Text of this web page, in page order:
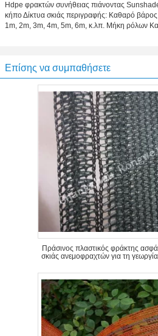
Hdpe φρακτών συνήθειας πιάνοντας
κήπο Δίκτυα σκιάς περιγραφής: Καθαρό
1m, 2m, 3m, 4m, 5m, 6m, κ.λπ. Μήκη ρόλων
Επίσης να συμπαθήσετε
Πράσινος πλαστικός φράκτης
σκιάς ανεμοφραχτών για τη